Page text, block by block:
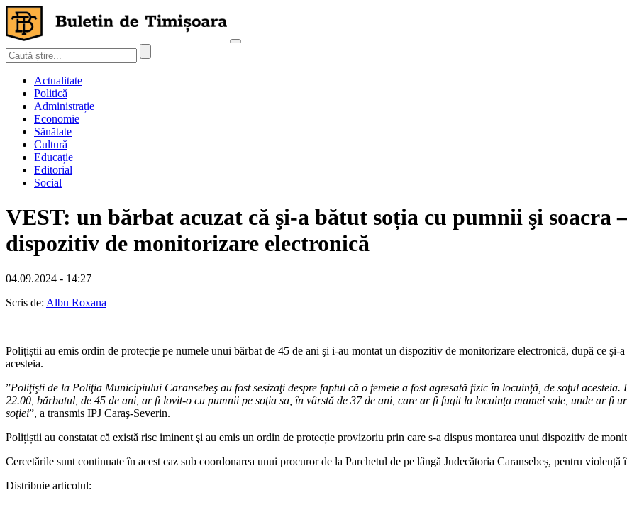
Actualitate
Politică
Administrație
Economie
Sănătate
Cultură
Educație
Editorial
Social
VEST: un bărbat acuzat că şi-a bătut soția cu pumnii şi
dispozitiv de monitorizare electronică
04.09.2024 - 14:27
Scris de: Albu Roxana
Polițiștii au emis ordin de protecție pe numele unui bărbat de 45 de ani şi i-au montat un dispozitiv de monitorizare electronică, după ce şi-
acesteia.
”Poliţişti de la Poliţia Municipiului Caransebeş au fost sesizaţi despre faptul că o femeie a fost agresată fizic în locuinţă, de soţul
22.00, bărbatul, de 45 de ani, ar fi lovit-o cu pumnii pe soţia sa, în vârstă de 37 de ani, care ar fi fugit la locuinţa mamei sale, unde ar fi
soţiei”, a transmis IPJ Caraş-Severin.
Polițiștii au constatat că există risc iminent şi au emis un ordin de protecție provizoriu prin care s-a dispus montarea unui dispozitiv de
Cercetările sunt continuate în acest caz sub coordonarea unui procuror de la Parchetul de pe lângă Judecătoria Caransebeș, pentru violență
Distribuie articolul: